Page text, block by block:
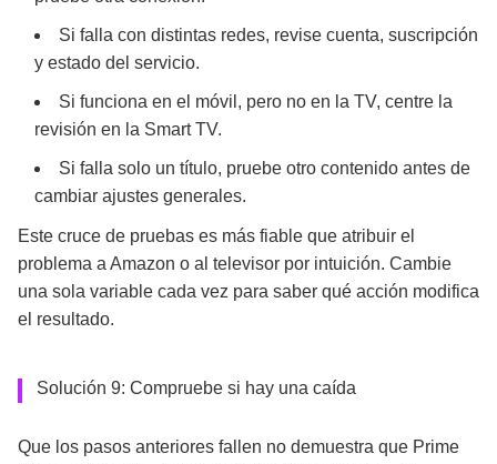
Si falla con distintas redes, revise cuenta, suscripción
y estado del servicio.
Si funciona en el móvil, pero no en la TV, centre la
revisión en la Smart TV.
Si falla solo un título, pruebe otro contenido antes de
cambiar ajustes generales.
Este cruce de pruebas es más fiable que atribuir el
problema a Amazon o al televisor por intuición. Cambie
una sola variable cada vez para saber qué acción modifica
el resultado.
Solución 9: Compruebe si hay una caída
Que los pasos anteriores fallen no demuestra que Prime